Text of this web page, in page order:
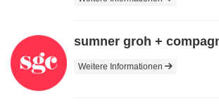
sumner groh +
Weitere Informationen